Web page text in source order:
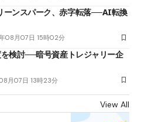
ーンスパーク、赤字転落──AI転換
08月07日 15時02分
検討──暗号資産トレジャリー企
月07日 13時23分
View All